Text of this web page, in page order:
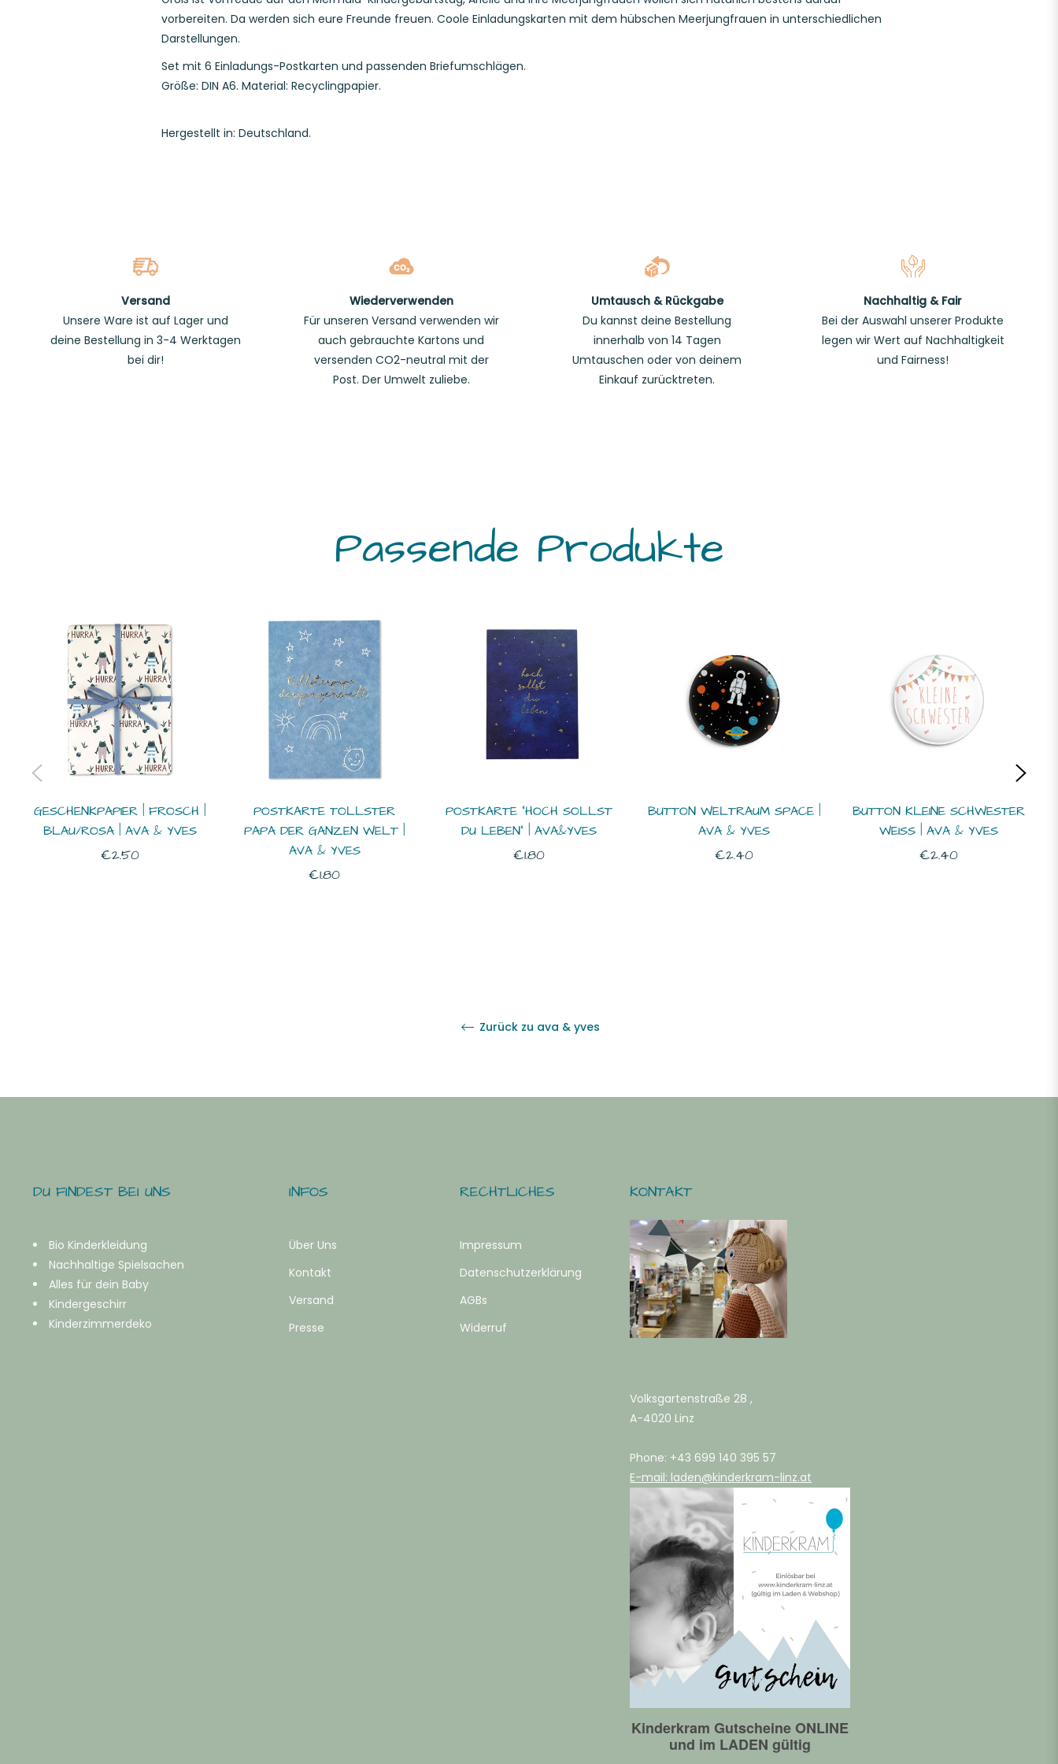
vorbereiten. Da werden sich eure Freunde freuen. Coole Einladungskarten mit dem hübschen Meerjungfrauen in unterschiedlichen
Darstellungen.
Set mit 6 Einladungs-Postkarten und passenden Briefumschlägen.
Größe: DIN A6. Material: Recyclingpapier.
Hergestellt in: Deutschland.
Versand
Unsere Ware ist auf Lager und
deine Bestellung in 3-4 Werktagen
bei dir!
Wiederverwenden
Für unseren Versand verwenden wir
auch gebrauchte Kartons und
versenden CO2-neutral mit der
Post. Der Umwelt zuliebe.
Umtausch & Rückgabe
Du kannst deine Bestellung
innerhalb von 14 Tagen
Umtauschen oder von deinem
Einkauf zurücktreten.
Nachhaltig & Fair
Bei der Auswahl unserer Produkte
legen wir Wert auf Nachhaltigkeit
und Fairness!
Passende Produkte
GESCHENKPAPIER | FROSCH |
BLAU/ROSA | AVA & YVES
Normaler
€2.50
POSTKARTE TOLLSTER
PAPA DER GANZEN WELT |
AVA & YVES
Normaler
€1.80
POSTKARTE "HOCH SOLLST
DU LEBEN" | AVA&YVES
Normaler
€1.80
BUTTON WELTRAUM SPACE |
AVA & YVES
Normaler
€2.40
BUTTON KLEINE SCHWESTER
WEISS | AVA & YVES
Normaler
€2.40
Zurück zu ava & yves
DU FINDEST BEI UNS
Bio Kinderkleidung
Nachhaltige Spielsachen
Alles für dein Baby
Kindergeschirr
Kinderzimmerdeko
INFOS
Über Uns
Kontakt
Versand
Presse
RECHTLICHES
Impressum
Datenschutzerklärung
AGBs
Widerruf
KONTAKT
Volksgartenstraße 28 ,
A-4020 Linz
Phone: +43 699 140 395 57
E-mail: laden@kinderkram-linz.at